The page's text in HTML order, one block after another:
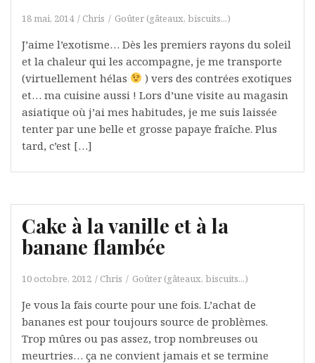
18 mai, 2014 Chris Goûter (gâteaux, biscuits...)
J’aime l’exotisme… Dès les premiers rayons du soleil
et la chaleur qui les accompagne, je me transporte
(virtuellement hélas
) vers des contrées exotiques
et… ma cuisine aussi ! Lors d’une visite au magasin
asiatique où j’ai mes habitudes, je me suis laissée
tenter par une belle et grosse papaye fraîche. Plus
tard, c’est […]
Cake à la vanille et à la
banane flambée
10 octobre, 2012 Chris Goûter (gâteaux, biscuits...)
Je vous la fais courte pour une fois. L’achat de
bananes est pour toujours source de problèmes.
Trop mûres ou pas assez, trop nombreuses ou
meurtries… ça ne convient jamais et se termine